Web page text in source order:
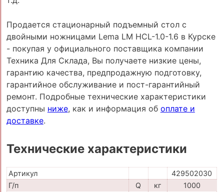
Продается стационарный подъемный стол с
двойными ножницами Lema LM HCL-1.0-1.6 в Курске
- покупая у официального поставщика компании
Техника Для Склада, Вы получаете низкие цены,
гарантию качества, предпродажную подготовку,
гарантийное обслуживание и пост-гарантийный
ремонт. Подробные технические характеристики
доступны ниже, как и информация об оплате и
доставке.
Технические характеристики
Артикул
429502030
Г/п
Q кг
1000